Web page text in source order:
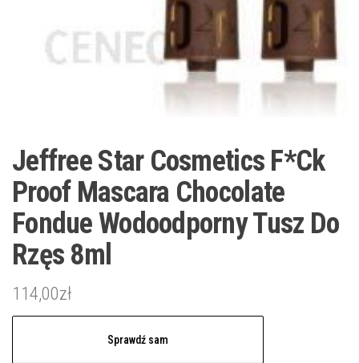
Jeffree Star Cosmetics F*Ck
Proof Mascara Chocolate
Fondue Wodoodporny Tusz Do
Rzęs 8ml
114,00zł
Sprawdź sam